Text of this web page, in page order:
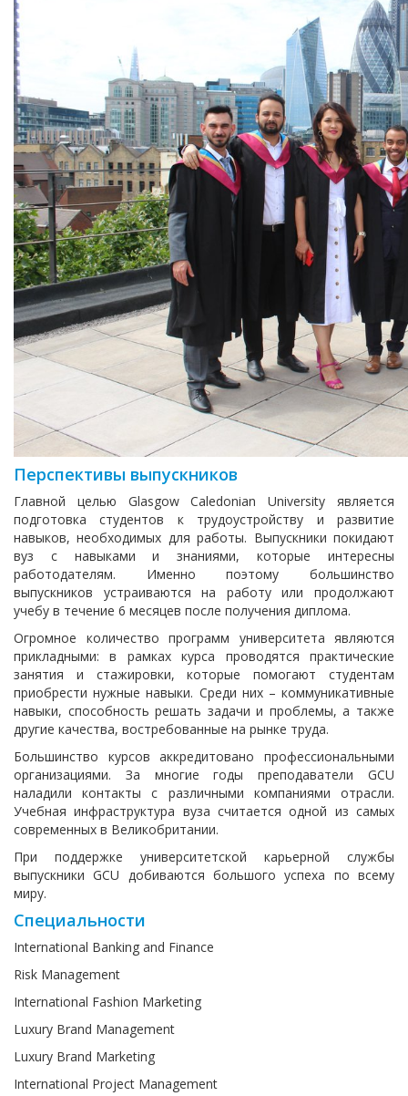
Перспективы выпускников
Главной целью Glasgow Caledonian University является
подготовка студентов к трудоустройству и развитие
навыков, необходимых для работы. Выпускники покидают
вуз с навыками и знаниями, которые интересны
работодателям. Именно поэтому большинство
выпускников устраиваются на работу или продолжают
учебу в течение 6 месяцев после получения диплома.
Огромное количество программ университета являются
прикладными: в рамках курса проводятся практические
занятия и стажировки, которые помогают студентам
приобрести нужные навыки. Среди них – коммуникативные
навыки, способность решать задачи и проблемы, а также
другие качества, востребованные на рынке труда.
Большинство курсов аккредитовано профессиональными
организациями. За многие годы преподаватели GCU
наладили контакты с различными компаниями отрасли.
Учебная инфраструктура вуза считается одной из самых
современных в Великобритании.
При поддержке университетской карьерной службы
выпускники GCU добиваются большого успеха по всему
миру.
Специальности
International Banking and Finance
Risk Management
International Fashion Marketing
Luxury Brand Management
Luxury Brand Marketing
International Project Management